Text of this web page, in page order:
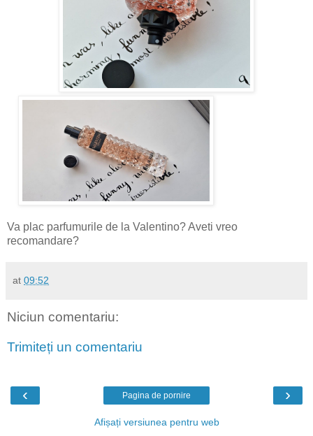
Va plac parfumurile de la Valentino? Aveti vreo
recomandare?
at 09:52
Niciun comentariu:
Trimiteți un comentariu
‹ ›
Pagina de pornire
Afișați versiunea pentru web